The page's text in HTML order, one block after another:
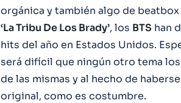
orgánica y también algo de
‘La Tribu De Los Brady’, los BTS han
hits del año en Estados Unidos.
será difícil que ningún otro tema
de las mismas y al hecho de
original, como es costumbre.